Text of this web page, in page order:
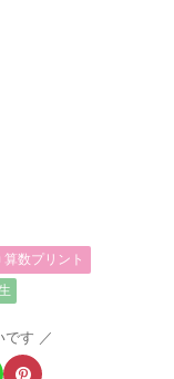
算数プリント
です